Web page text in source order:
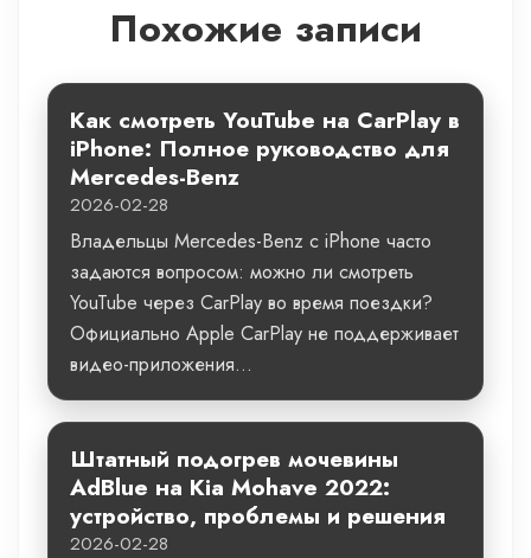
Похожие записи
Как смотреть YouTube на CarPlay в
iPhone: Полное руководство для
Mercedes-Benz
2026-02-28
Владельцы Mercedes-Benz с iPhone часто
задаются вопросом: можно ли смотреть
YouTube через CarPlay во время поездки?
Официально Apple CarPlay не поддерживает
видео-приложения...
Штатный подогрев мочевины
AdBlue на Kia Mohave 2022:
устройство, проблемы и решения
2026-02-28